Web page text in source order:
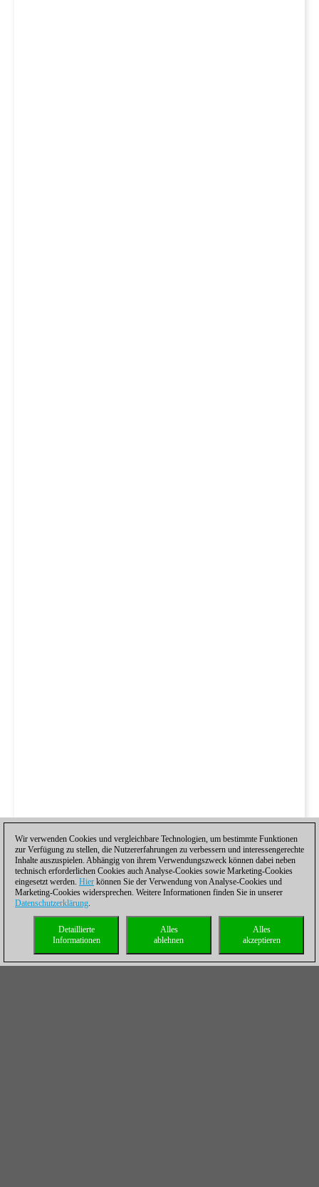
Wir verwenden Cookies und vergleichbare Technologien, um bestimmte Funktionen
zur Verfügung zu stellen, die Nutzererfahrungen zu verbessern und interessengerechte
Inhalte auszuspielen. Abhängig von ihrem Verwendungszweck können dabei neben
technisch erforderlichen Cookies auch Analyse-Cookies sowie Marketing-Cookies
eingesetzt werden. Hier können Sie der Verwendung von Analyse-Cookies und
Marketing-Cookies widersprechen. Weitere Informationen finden Sie in unserer
Datenschutzerklärung.
Alles
akzeptieren
Alles
ablehnen
Detaillierte
Informationen